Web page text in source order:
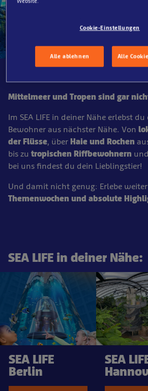
Mittelmeer und Tropen sind gar
Im SEA LIFE in deiner Nähe erlebst
Bewohner aus nächster Nähe. Von
der Flüsse, über Haie und Rochen
bis zu tropischen Riffbewohnern
bei uns findest du dein Lieblingstier!
Und damit nicht genug: Erlebe
Themenwochen und absolute
SEA LIFE in deiner Nähe:
SEA LIFE
Berlin
SEA
Cookie-Einstellungen
Alle ablehnen Alle